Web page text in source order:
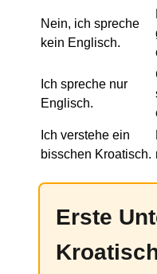
Nein, ich spreche
kein Englisch.
Ich spreche nur
Englisch.
Ich verstehe ein
bisschen Kroatisch.
Erste